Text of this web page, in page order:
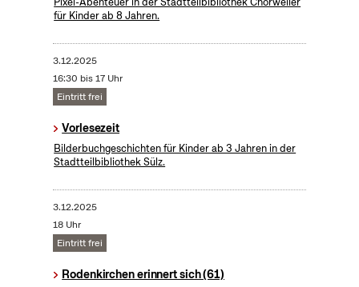
für Kinder ab 8 Jahren.
3.12.2025
16:30 bis 17 Uhr
Eintritt frei
Vorlesezeit
Bilderbuchgeschichten für Kinder ab 3 Jahren in der
Stadtteilbibliothek Sülz.
3.12.2025
18 Uhr
Eintritt frei
Rodenkirchen erinnert sich (61)